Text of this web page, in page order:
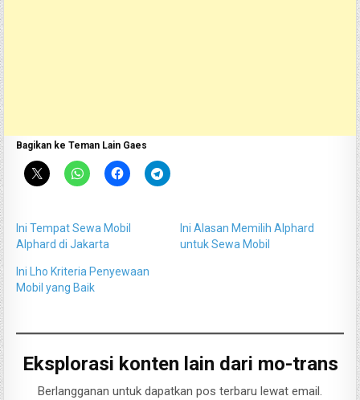
Bagikan ke Teman Lain Gaes
Ini Tempat Sewa Mobil
Alphard di Jakarta
Ini Alasan Memilih Alphard
untuk Sewa Mobil
Ini Lho Kriteria Penyewaan
Mobil yang Baik
Eksplorasi konten lain dari mo-trans
Berlangganan untuk dapatkan pos terbaru lewat email.